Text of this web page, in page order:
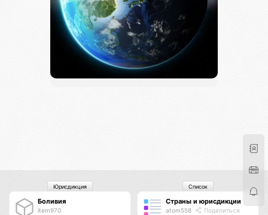
Боливия
item970
Юрисдикция
Страны и юрисдикции
atom558 Поделиться
Список